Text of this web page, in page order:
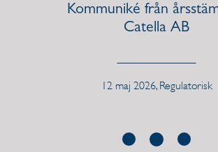
Kommuniké från
Catella AB
12 maj 2026, Regulatorisk